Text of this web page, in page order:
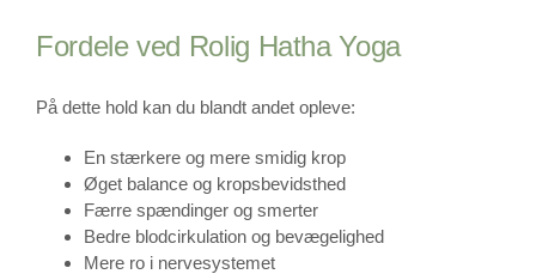
Fordele ved Rolig Hatha Yoga
På dette hold kan du blandt andet opleve:
En stærkere og mere smidig krop
Øget balance og kropsbevidsthed
Færre spændinger og smerter
Bedre blodcirkulation og bevægelighed
Mere ro i nervesystemet